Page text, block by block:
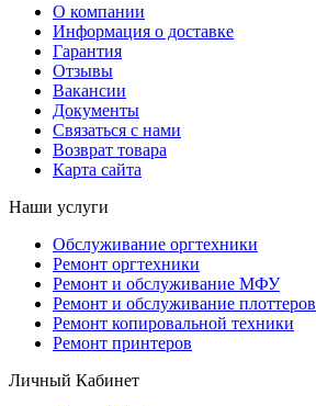
О компании
Информация о доставке
Гарантия
Отзывы
Вакансии
Документы
Связаться с нами
Возврат товара
Карта сайта
Наши услуги
Обслуживание оргтехники
Ремонт оргтехники
Ремонт и обслуживание МФУ
Ремонт и обслуживание плоттеров
Ремонт копировальной техники
Ремонт принтеров
Личный Кабинет